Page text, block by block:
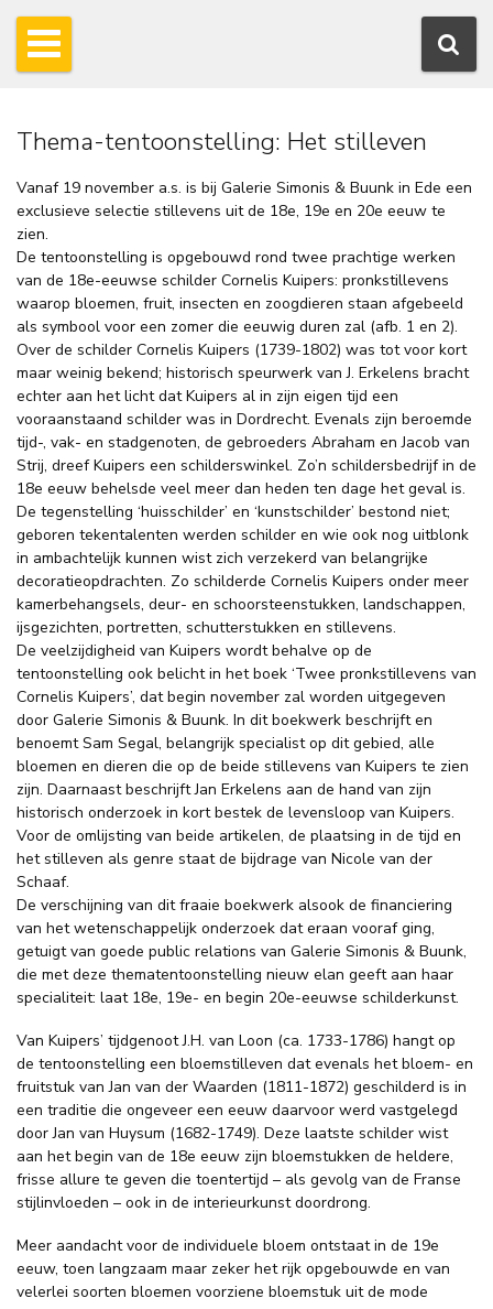
Thema-tentoonstelling: Het stilleven
Vanaf 19 november a.s. is bij Galerie Simonis & Buunk in Ede een
exclusieve selectie stillevens uit de 18e, 19e en 20e eeuw te
zien.
De tentoonstelling is opgebouwd rond twee prachtige werken
van de 18e-eeuwse schilder Cornelis Kuipers: pronkstillevens
waarop bloemen, fruit, insecten en zoogdieren staan afgebeeld
als symbool voor een zomer die eeuwig duren zal (afb. 1 en 2).
Over de schilder Cornelis Kuipers (1739-1802) was tot voor kort
maar weinig bekend; historisch speurwerk van J. Erkelens bracht
echter aan het licht dat Kuipers al in zijn eigen tijd een
vooraanstaand schilder was in Dordrecht. Evenals zijn beroemde
tijd-, vak- en stadgenoten, de gebroeders Abraham en Jacob van
Strij, dreef Kuipers een schilderswinkel. Zo’n schildersbedrijf in de
18e eeuw behelsde veel meer dan heden ten dage het geval is.
De tegenstelling ‘huisschilder’ en ‘kunstschilder’ bestond niet;
geboren tekentalenten werden schilder en wie ook nog uitblonk
in ambachtelijk kunnen wist zich verzekerd van belangrijke
decoratieopdrachten. Zo schilderde Cornelis Kuipers onder meer
kamerbehangsels, deur- en schoorsteenstukken, landschappen,
ijsgezichten, portretten, schutterstukken en stillevens.
De veelzijdigheid van Kuipers wordt behalve op de
tentoonstelling ook belicht in het boek ‘Twee pronkstillevens van
Cornelis Kuipers’, dat begin november zal worden uitgegeven
door Galerie Simonis & Buunk. In dit boekwerk beschrijft en
benoemt Sam Segal, belangrijk specialist op dit gebied, alle
bloemen en dieren die op de beide stillevens van Kuipers te zien
zijn. Daarnaast beschrijft Jan Erkelens aan de hand van zijn
historisch onderzoek in kort bestek de levensloop van Kuipers.
Voor de omlijsting van beide artikelen, de plaatsing in de tijd en
het stilleven als genre staat de bijdrage van Nicole van der
Schaaf.
De verschijning van dit fraaie boekwerk alsook de financiering
van het wetenschappelijk onderzoek dat eraan vooraf ging,
getuigt van goede public relations van Galerie Simonis & Buunk,
die met deze thematentoonstelling nieuw elan geeft aan haar
specialiteit: laat 18e, 19e- en begin 20e-eeuwse schilderkunst.
Van Kuipers’ tijdgenoot J.H. van Loon (ca. 1733-1786) hangt op
de tentoonstelling een bloemstilleven dat evenals het bloem- en
fruitstuk van Jan van der Waarden (1811-1872) geschilderd is in
een traditie die ongeveer een eeuw daarvoor werd vastgelegd
door Jan van Huysum (1682-1749). Deze laatste schilder wist
aan het begin van de 18e eeuw zijn bloemstukken de heldere,
frisse allure te geven die toentertijd – als gevolg van de Franse
stijlinvloeden – ook in de interieurkunst doordrong.
Meer aandacht voor de individuele bloem ontstaat in de 19e
eeuw, toen langzaam maar zeker het rijk opgebouwde en van
velerlei soorten bloemen voorziene bloemstuk uit de mode